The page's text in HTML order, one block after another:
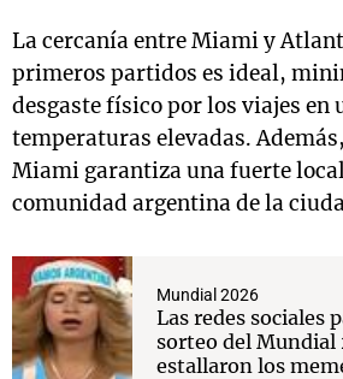
La cercanía entre Miami y
primeros partidos es ideal,
desgaste físico por los viajes en
temperaturas elevadas.
Miami garantiza una fuerte
comunidad argentina de la
Mundial 2026
Las redes sociales
sorteo del Mundial
estallaron los